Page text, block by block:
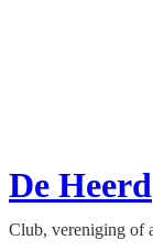
De Heerd
Club, vereniging of